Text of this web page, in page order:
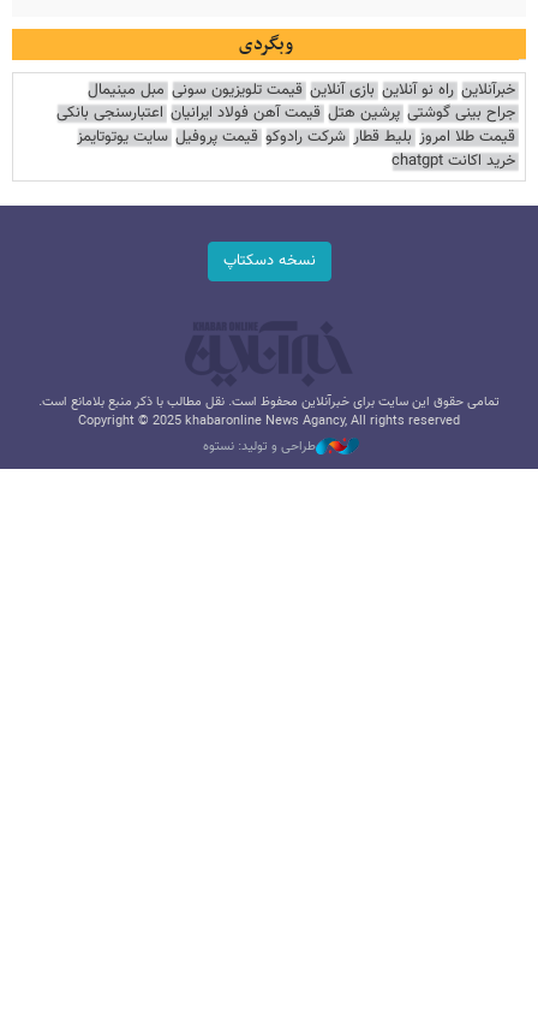
وبگردی
خبرآنلاین راه نو آنلاین بازی آنلاین قیمت تلویزیون سونی مبل مینیمال
جراح بینی گوشتی پرشین هتل قیمت آهن فولاد ایرانیان اعتبارسنجی بانکی
قیمت طلا امروز بلیط قطار شرکت رادوکو قیمت پروفیل سایت یوتوتایمز
خرید اکانت chatgpt
نسخه دسکتاپ
تمامی حقوق این سایت برای خبرآنلاین محفوظ است. نقل مطالب با ذکر منبع بلامانع است.
Copyright © 2025 khabaronline News Agancy, All rights reserved
طراحی و تولید: نستوه